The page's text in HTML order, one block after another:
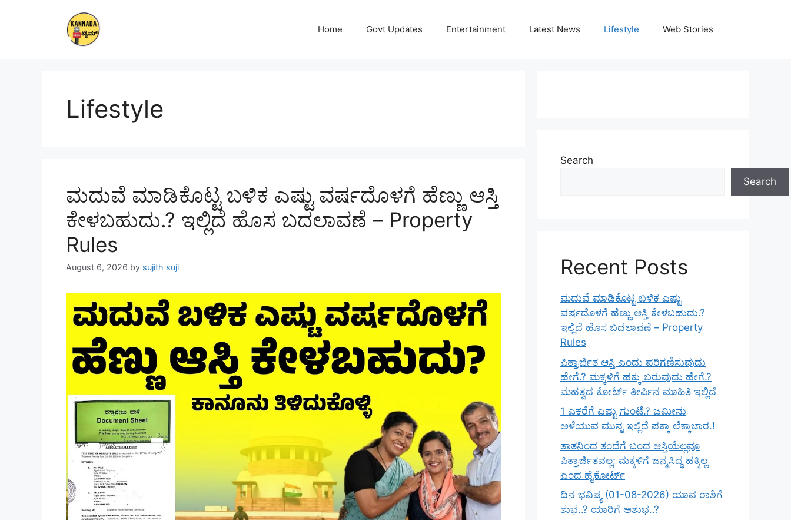
Home Govt Updates Entertainment Latest News Lifestyle Web Stories
Lifestyle
ಮದುವೆ ಮಾಡಿಕೊಟ್ಟ ಬಳಿಕ ಎಷ್ಟು ವರ್ಷದೊಳಗೆ ಹೆಣ್ಣು ಆಸ್ತಿ
ಕೇಳಬಹುದು.? ಇಲ್ಲಿದೆ ಹೊಸ ಬದಲಾವಣೆ – Property
Rules
August 6, 2026 by sujith suji
Search
Search
Recent Posts
ಮದುವೆ ಮಾಡಿಕೊಟ್ಟ ಬಳಿಕ ಎಷ್ಟು
ವರ್ಷದೊಳಗೆ ಹೆಣ್ಣು ಆಸ್ತಿ ಕೇಳಬಹುದು.?
ಇಲ್ಲಿದೆ ಹೊಸ ಬದಲಾವಣೆ – Property
Rules
ಪಿತ್ರಾರ್ಜಿತ ಆಸ್ತಿ ಎಂದು ಪರಿಗಣಿಸುವುದು
ಹೇಗೆ.? ಮಕ್ಕಳಿಗೆ ಹಕ್ಕು ಬರುವುದು ಹೇಗೆ.?
ಮಹತ್ವದ ಕೋರ್ಟ್ ತೀರ್ಪಿನ ಮಾಹಿತಿ ಇಲ್ಲಿದೆ
1 ಎಕರೆಗೆ ಎಷ್ಟು ಗುಂಟೆ.? ಜಮೀನು
ಅಳೆಯುವ ಮುನ್ನ ಇಲ್ಲಿದೆ ಪಕ್ಕಾ ಲೆಕ್ಕಾಚಾರ.!
ತಾತನಿಂದ ತಂದೆಗೆ ಬಂದ ಆಸ್ತಿಯೆಲ್ಲವೂ
ಪಿತ್ರಾರ್ಜಿತವಲ್ಲ; ಮಕ್ಕಳಿಗೆ ಜನ್ಮಸಿದ್ಧ ಹಕ್ಕಿಲ್ಲ
ಎಂದ ಹೈಕೋರ್ಟ್
ದಿನ ಭವಿಷ್ಯ (01-08-2026) ಯಾವ ರಾಶಿಗೆ
ಶುಭ..? ಯಾರಿಗೆ ಅಶುಭ..?